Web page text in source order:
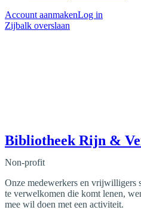
Account aanmakenLog in
Zijbalk overslaan
Bibliotheek Rijn &
Non-profit
Onze medewerkers en vrijwilligers
te verwelkomen die komt lenen,
mee wil doen met een activiteit.